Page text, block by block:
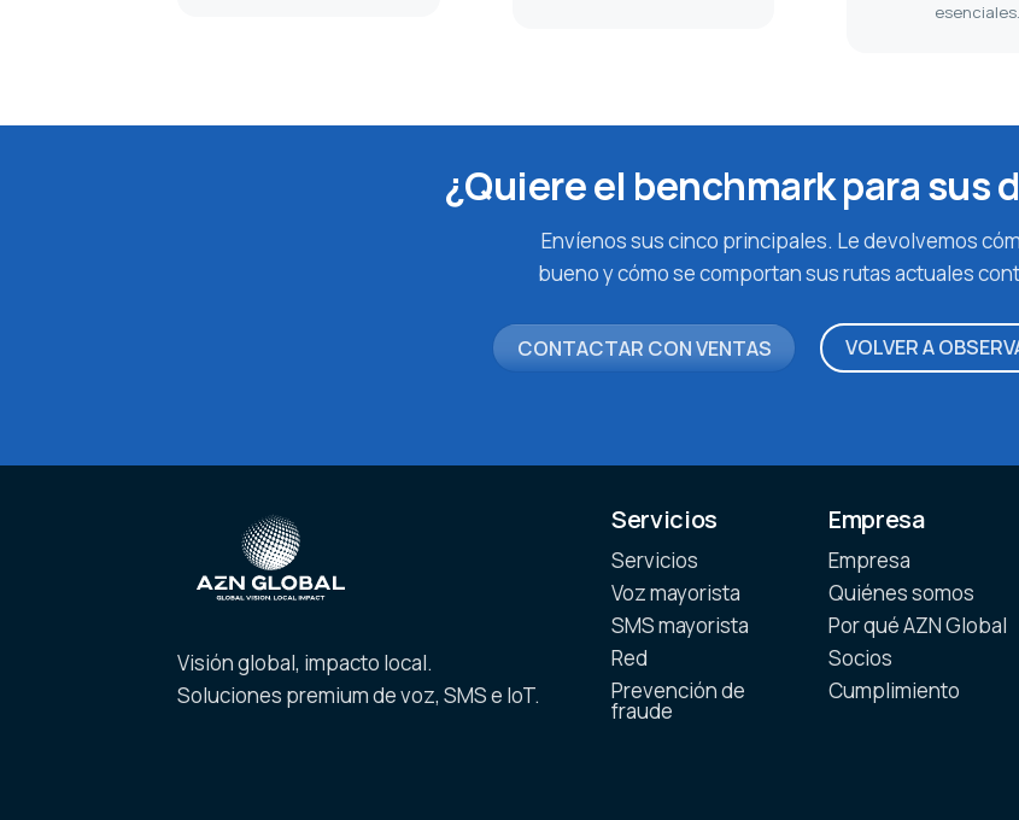
esenciales.
¿Quiere el benchmark para sus
Envíenos sus cinco principales. Le devolvemos
bueno y cómo se comportan sus rutas actuales
CONTACTAR CON VENTAS VOLVER A
Visión global, impacto local.
Soluciones premium de voz, SMS e IoT.
Servicios
Servicios
Voz mayorista
SMS mayorista
Red
Prevención de
fraude
Empresa
Empresa
Quiénes somos
Por qué AZN Global
Socios
Cumplimiento